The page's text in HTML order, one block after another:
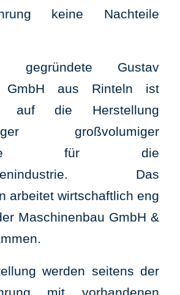
keine Nachteile
gegründete Gustav
GmbH aus Rinteln ist
auf die Herstellung
großvolumiger
für die
Das
arbeitet wirtschaftlich eng
Maschinenbau GmbH &
werden seitens der
mit vorhandenen